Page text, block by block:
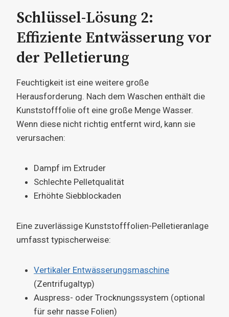
Schlüssel-Lösung 2:
Effiziente Entwässerung vor
der Pelletierung
Feuchtigkeit ist eine weitere große
Herausforderung. Nach dem Waschen enthält die
Kunststofffolie oft eine große Menge Wasser.
Wenn diese nicht richtig entfernt wird, kann sie
verursachen:
Dampf im Extruder
Schlechte Pelletqualität
Erhöhte Siebblockaden
Eine zuverlässige Kunststofffolien-Pelletieranlage
umfasst typischerweise:
Vertikaler Entwässerungsmaschine
(Zentrifugaltyp)
Auspress- oder Trocknungssystem (optional
für sehr nasse Folien)